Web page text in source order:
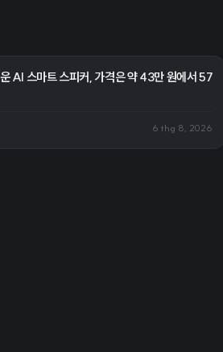
AI 스마트 스피커, 가격은 약 43만 원에서 57
6 thg 8, 2026